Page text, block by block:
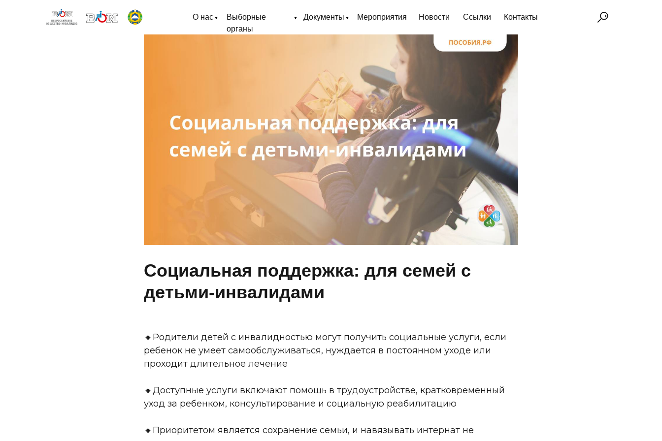
О нас
Выборные
органы
Документы Мероприятия Новости Ссылки Контакты
Социальная поддержка: для семей с
детьми-инвалидами
🔸Родители детей с инвалидностью могут получить социальные услуги, если
ребенок не умеет самообслуживаться, нуждается в постоянном уходе или
проходит длительное лечение
🔸Доступные услуги включают помощь в трудоустройстве, кратковременный
уход за ребенком, консультирование и социальную реабилитацию
🔸Приоритетом является сохранение семьи, и навязывать интернат не